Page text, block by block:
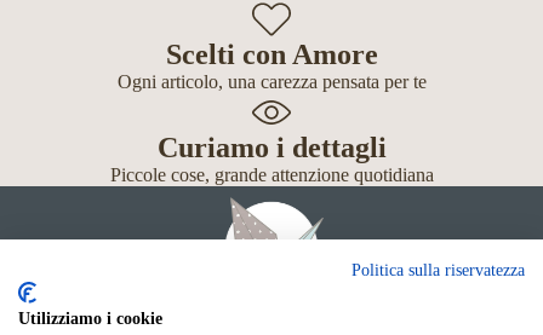
Scelti con Amore
Ogni articolo, una carezza pensata per te
Curiamo i dettagli
Piccole cose, grande attenzione quotidiana
Politica sulla riservatezza
Utilizziamo i cookie